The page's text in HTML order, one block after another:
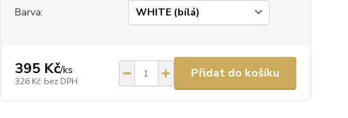
Barva:
395 Kč/ks
326 Kč bez DPH
Přidat do košíku